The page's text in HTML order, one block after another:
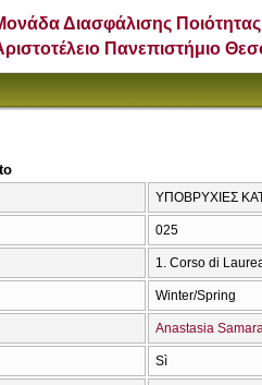
Διασφάλισης Ποιότητας
Πανεπιστήμιο
ΥΠΟΒΡΥΧΙΕΣ
025
1. Corso di
Winter/Spring
Anastasia
Sì